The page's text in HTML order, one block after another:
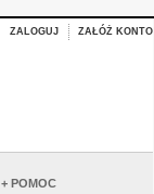
ZALOGUJ ZAŁÓŻ KONTO
+ POMOC